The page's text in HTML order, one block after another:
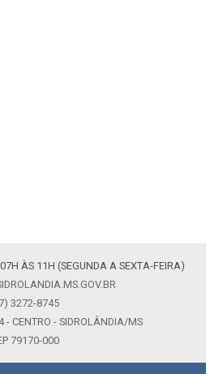
ÀS 11H (SEGUNDA A SEXTA-FEIRA)
3272-8745
- CENTRO - SIDROLÂNDIA/MS
79170-000